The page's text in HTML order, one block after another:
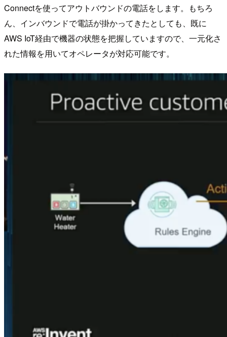
Connectを使ってアウトバウンドの電話をします。もちろ
ん、インバウンドで電話が掛かってきたとしても、既に
AWS IoT経由で機器の状態を把握していますので、一元化さ
れた情報を用いてオペレータが対応可能です。